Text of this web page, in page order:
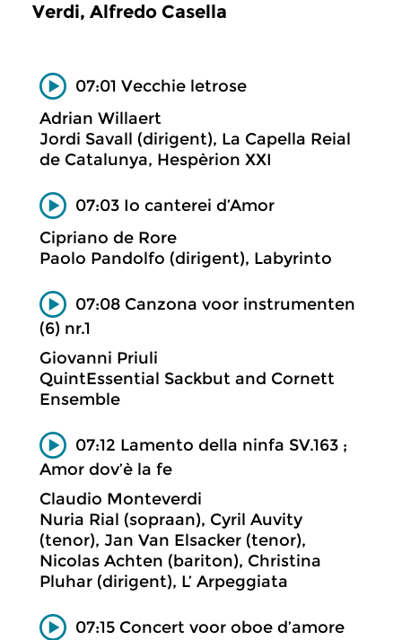
Verdi, Alfredo Casella
07:01 Vecchie letrose
Adrian Willaert
Jordi Savall (dirigent), La Capella Reial
de Catalunya, Hespèrion XXI
07:03 Io canterei d’Amor
Cipriano de Rore
Paolo Pandolfo (dirigent), Labyrinto
07:08 Canzona voor instrumenten
(6) nr.1
Giovanni Priuli
QuintEssential Sackbut and Cornett
Ensemble
07:12 Lamento della ninfa SV.163 ;
Amor dov’è la fe
Claudio Monteverdi
Nuria Rial (sopraan), Cyril Auvity
(tenor), Jan Van Elsacker (tenor),
Nicolas Achten (bariton), Christina
Pluhar (dirigent), L’ Arpeggiata
07:15 Concert voor oboe d’amore